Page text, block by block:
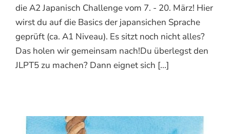
die A2 Japanisch Challenge vom 7. - 20. März! Hier
wirst du auf die Basics der japansichen Sprache
geprüft (ca. A1 Niveau). Es sitzt noch nicht alles?
Das holen wir gemeinsam nach!Du überlegst den
JLPT5 zu machen? Dann eignet sich [...]